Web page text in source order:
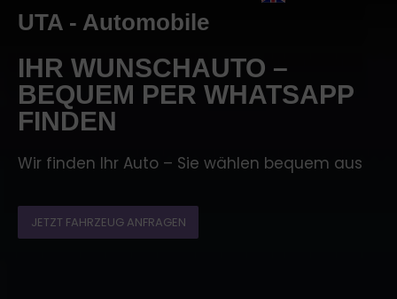
UTA - Automobile
IHR WUNSCHAUTO –
BEQUEM PER WHATSAPP
FINDEN
Wir finden Ihr Auto – Sie wählen bequem aus
JETZT FAHRZEUG ANFRAGEN